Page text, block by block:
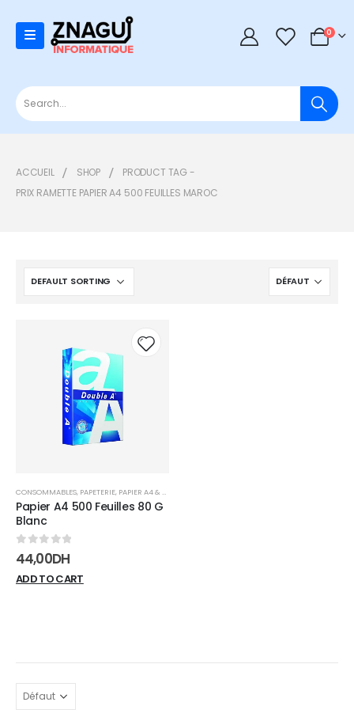
0 0
ACCUEIL SHOP
PRODUCT TAG -
PRIX RAMETTE PAPIER A4 500 FEUILLES MAROC
CONSOMMABLES, PAPETERIE, PAPIER A4 & A3
Papier A4 500 Feuilles 80 G
Blanc
0sur 5
44,00DH
ADD TO CART